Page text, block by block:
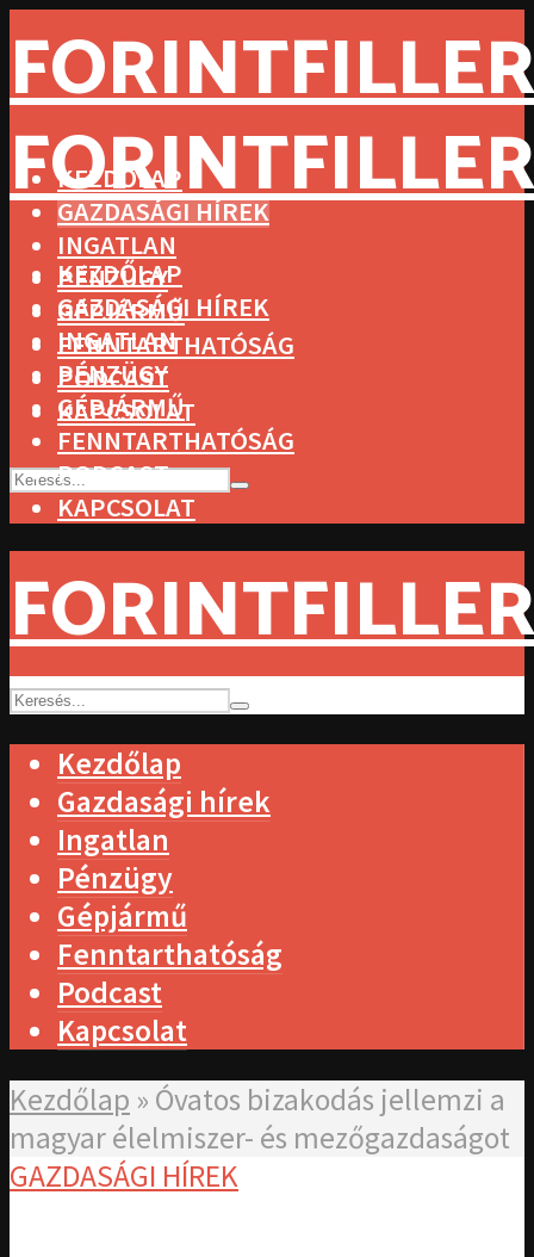
KEZDŐLAP
GAZDASÁGI HÍREK
INGATLAN
PÉNZÜGY
GÉPJÁRMŰ
FENNTARTHATÓSÁG
PODCAST
KAPCSOLAT
KEZDŐLAP
GAZDASÁGI HÍREK
INGATLAN
PÉNZÜGY
GÉPJÁRMŰ
FENNTARTHATÓSÁG
PODCAST
KAPCSOLAT
Kezdőlap
Gazdasági hírek
Ingatlan
Pénzügy
Gépjármű
Fenntarthatóság
Podcast
Kapcsolat
Kezdőlap » Óvatos bizakodás jellemzi a
magyar élelmiszer- és mezőgazdaságot
GAZDASÁGI HÍREK